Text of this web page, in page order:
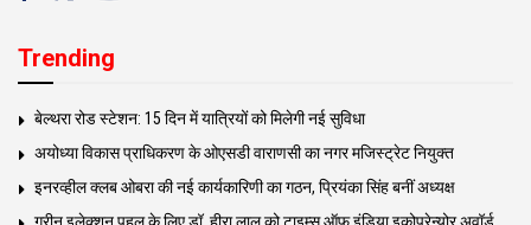
Trending
बेल्थरा रोड स्टेशन: 15 दिन में यात्रियों को मिलेगी नई सुविधा
अयोध्या विकास प्राधिकरण के ओएसडी वाराणसी का नगर मजिस्ट्रेट नियुक्त
इनरव्हील क्लब ओबरा की नई कार्यकारिणी का गठन, प्रियंका सिंह बनीं अध्यक्ष